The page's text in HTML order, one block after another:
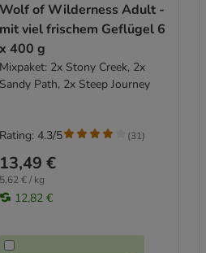
Wolf of Wilderness Adult -
mit viel frischem Geflügel 6
x 400 g
Mixpaket: 2x Stony Creek, 2x
Sandy Path, 2x Steep Journey
13,49 €
5,62 € / kg
12,82 €
Rating: 4.3/5 (31)